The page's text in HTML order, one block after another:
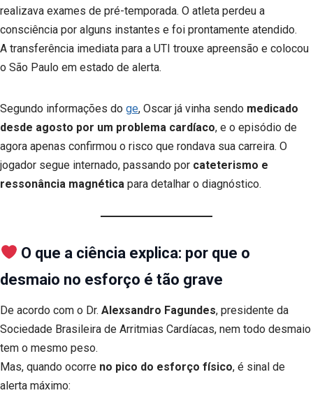
realizava exames de pré-temporada. O atleta perdeu a
consciência por alguns instantes e foi prontamente atendido.
A transferência imediata para a UTI trouxe apreensão e colocou
o São Paulo em estado de alerta.
Segundo informações do ge, Oscar já vinha sendo medicado
desde agosto por um problema cardíaco, e o episódio de
agora apenas confirmou o risco que rondava sua carreira. O
jogador segue internado, passando por cateterismo e
ressonância magnética para detalhar o diagnóstico.
O que a ciência explica: por que o
desmaio no esforço é tão grave
De acordo com o Dr. Alexsandro Fagundes, presidente da
Sociedade Brasileira de Arritmias Cardíacas, nem todo desmaio
tem o mesmo peso.
Mas, quando ocorre no pico do esforço físico, é sinal de
alerta máximo: